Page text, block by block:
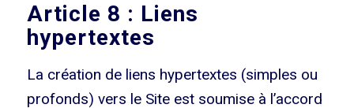
Article 8 : Liens
hypertextes
La création de liens hypertextes (simples ou
profonds) vers le Site est soumise à l’accord